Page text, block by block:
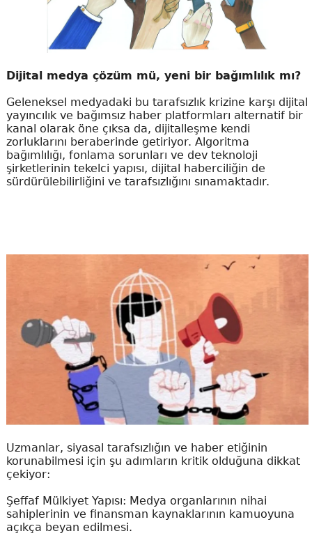
Dijital medya çözüm mü, yeni bir bağımlılık mı?
Geleneksel medyadaki bu tarafsızlık krizine karşı dijital
yayıncılık ve bağımsız haber platformları alternatif bir
kanal olarak öne çıksa da, dijitalleşme kendi
zorluklarını beraberinde getiriyor. Algoritma
bağımlılığı, fonlama sorunları ve dev teknoloji
şirketlerinin tekelci yapısı, dijital haberciliğin de
sürdürülebilirliğini ve tarafsızlığını sınamaktadır.
Uzmanlar, siyasal tarafsızlığın ve haber etiğinin
korunabilmesi için şu adımların kritik olduğuna dikkat
çekiyor:
Şeffaf Mülkiyet Yapısı: Medya organlarının nihai
sahiplerinin ve finansman kaynaklarının kamuoyuna
açıkça beyan edilmesi.